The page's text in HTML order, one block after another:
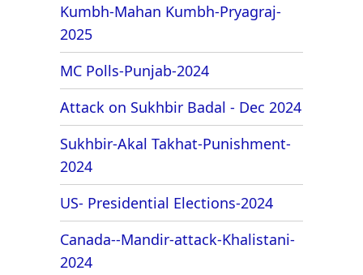
Kumbh-Mahan Kumbh-Pryagraj-
2025
MC Polls-Punjab-2024
Attack on Sukhbir Badal - Dec 2024
Sukhbir-Akal Takhat-Punishment-
2024
US- Presidential Elections-2024
Canada--Mandir-attack-Khalistani-
2024